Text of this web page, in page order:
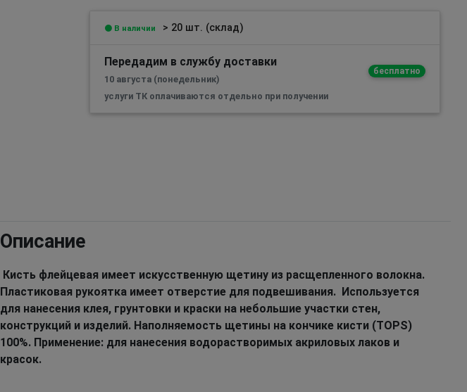
В наличии > 20 шт. (склад)
Передадим в службу доставки
бесплатно
10 августа (понедельник)
услуги ТК оплачиваются отдельно при получении
Описание
Кисть флейцевая имеет искусственную щетину из расщепленного волокна.
Пластиковая рукоятка имеет отверстие для подвешивания. Используется
для нанесения клея, грунтовки и краски на небольшие участки стен,
конструкций и изделий. Наполняемость щетины на кончике кисти (TOPS)
100%. Применение: для нанесения водорастворимых акриловых лаков и
красок.